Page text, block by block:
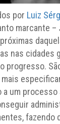
por Luiz
marcante –
nas
progresso.
a um